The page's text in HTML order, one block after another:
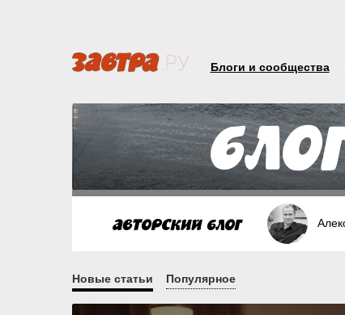
Блоги и сообщества
Новые статьи Популярное